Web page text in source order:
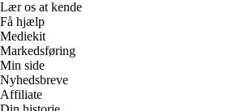
Lær os at kende
Få hjælp
Mediekit
Markedsføring
Min side
Nyhedsbreve
Affiliate